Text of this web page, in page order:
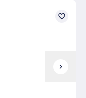
chevron_right
favorite_border